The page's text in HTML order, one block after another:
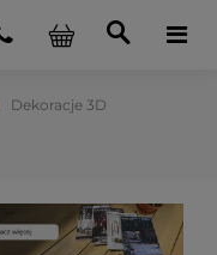
Dekoracje 3D